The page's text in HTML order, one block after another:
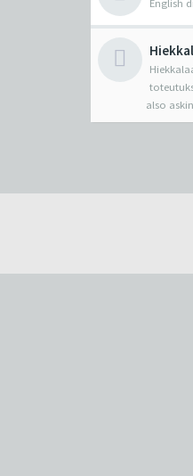
English
also